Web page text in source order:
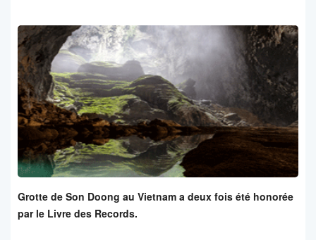
Grotte de Son Doong au Vietnam a deux fois été honorée
par le Livre des Records.